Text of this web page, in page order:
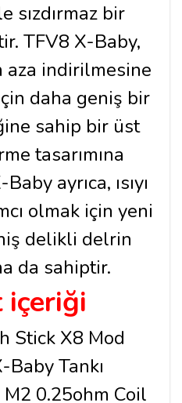
sızdırmaz bir
TFV8 X-Baby,
aza indirilmesine
daha geniş bir
sahip bir üst
tasarımına
ayrıca, ısıyı
olmak için yeni
delikli delrin
da sahiptir.
içeriği
Stick X8 Mod
Baby Tankı
0.25ohm Coil